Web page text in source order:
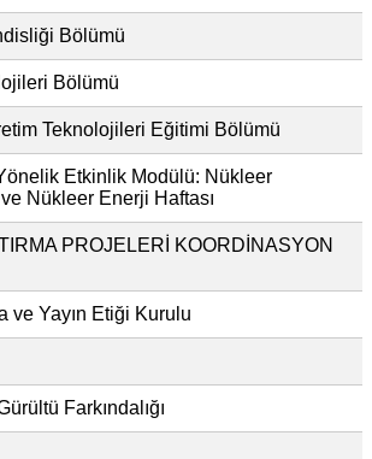
Bölümü
Bölümü
Teknolojileri Eğitimi Bölümü
Etkinlik Modülü: Nükleer
Nükleer Enerji Haftası
PROJELERİ KOORDİNASYON
ve Yayın Etiği Kurulu
Farkındalığı